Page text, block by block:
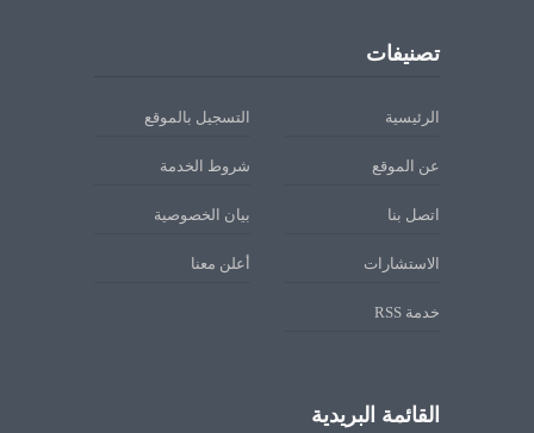
تصنيفات
الرئيسية التسجيل بالموقع
عن الموقع شروط الخدمة
اتصل بنا بيان الخصوصية
الاستشارات أعلن معنا
خدمة RSS
القائمة البريدية